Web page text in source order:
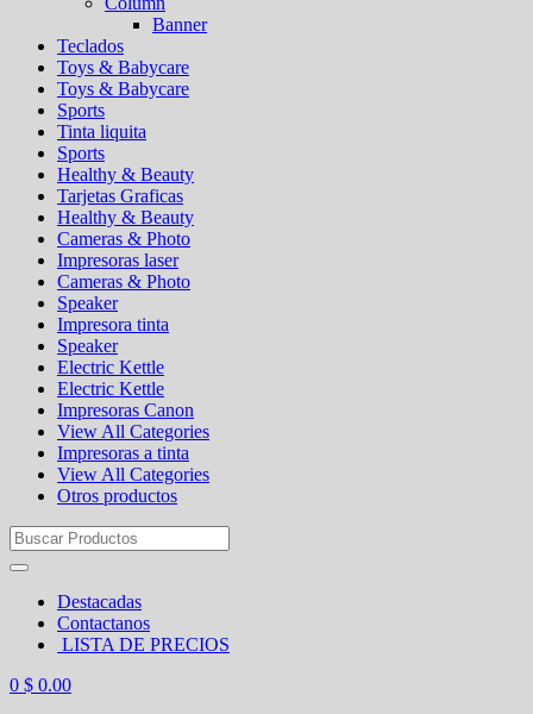
Banner
Teclados
Toys & Babycare
Toys & Babycare
Sports
Tinta liquita
Sports
Healthy & Beauty
Tarjetas Graficas
Healthy & Beauty
Cameras & Photo
Impresoras laser
Cameras & Photo
Speaker
Impresora tinta
Speaker
Electric Kettle
Electric Kettle
Impresoras Canon
View All Categories
Impresoras a tinta
View All Categories
Otros productos
Search
for:
Destacadas
Contactanos
LISTA DE PRECIOS
0 $ 0.00